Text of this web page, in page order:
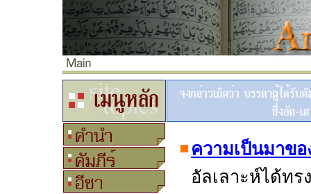
ความเป็นมาข
อัลเลาะห์ได้ทร